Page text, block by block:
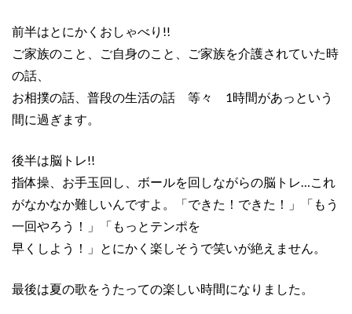
前半はとにかくおしゃべり!!
ご家族のこと、ご自身のこと、ご家族を介護されていた時
の話、
お相撲の話、普段の生活の話 等々 1時間があっという
間に過ぎます。
後半は脳トレ!!
指体操、お手玉回し、ボールを回しながらの脳トレ…これ
がなかなか難しいんですよ。「できた！できた！」「もう
一回やろう！」「もっとテンポを
早くしよう！」とにかく楽しそうで笑いが絶えません。
最後は夏の歌をうたっての楽しい時間になりました。